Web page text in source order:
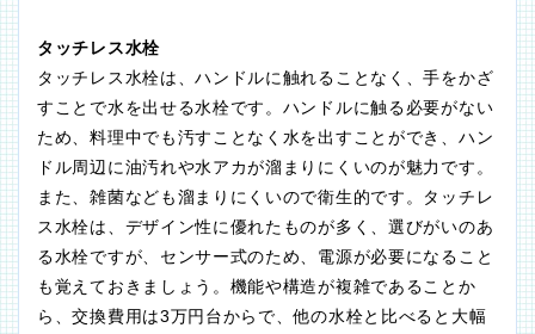
タッチレス水栓
タッチレス水栓は、ハンドルに触れることなく、手をかざ
すことで水を出せる水栓です。ハンドルに触る必要がない
ため、料理中でも汚すことなく水を出すことができ、ハン
ドル周辺に油汚れや水アカが溜まりにくいのが魅力です。
また、雑菌なども溜まりにくいので衛生的です。タッチレ
ス水栓は、デザイン性に優れたものが多く、選びがいのあ
る水栓ですが、センサー式のため、電源が必要になること
も覚えておきましょう。機能や構造が複雑であることか
ら、交換費用は3万円台からで、他の水栓と比べると大幅